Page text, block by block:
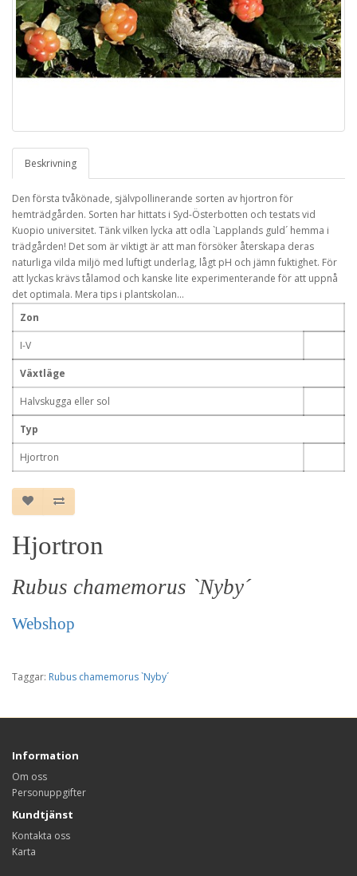
Beskrivning
Den första tvåkönade, självpollinerande sorten av hjortron för
hemträdgården. Sorten har hittats i Syd-Österbotten och testats vid
Kuopio universitet. Tänk vilken lycka att odla `Lapplands guld´ hemma i
trädgården! Det som är viktigt är att man försöker återskapa deras
naturliga vilda miljö med luftigt underlag, lågt pH och jämn fuktighet. För
att lyckas krävs tålamod och kanske lite experimenterande för att uppnå
det optimala. Mera tips i plantskolan...
Zon
I-V
Växtläge
Halvskugga eller sol
Typ
Hjortron
Hjortron
Rubus chamemorus `Nyby´
Webshop
Taggar: Rubus chamemorus `Nyby´
Information
Om oss
Personuppgifter
Kundtjänst
Kontakta oss
Karta